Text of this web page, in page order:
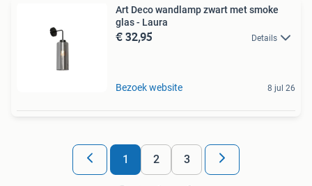
Art Deco wandlamp zwart met smoke
glas - Laura
€ 32,95 Details
Bezoek website 8 jul 26
1 2 3